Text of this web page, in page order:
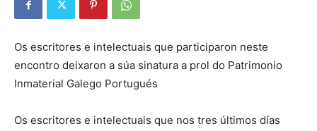
Os escritores e intelectuais que participaron neste
encontro deixaron a súa sinatura a prol do Patrimonio
Inmaterial Galego Portugués
Os escritores e intelectuais que nos tres últimos días